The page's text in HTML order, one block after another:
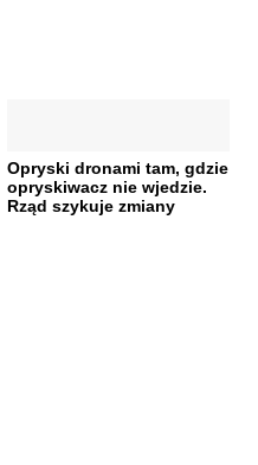
Opryski dronami tam, gdzie
opryskiwacz nie wjedzie.
Rząd szykuje zmiany